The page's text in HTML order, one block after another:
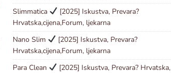
Slimmatica
[2025] Iskustva, Prevara?
Hrvatska,cijena,Forum, ljekarna
Nano Slim
[2025] Iskustva, Prevara?
Hrvatska,cijena,Forum, ljekarna
Para Clean
[2025] Iskustva, Prevara? Hrvatska,